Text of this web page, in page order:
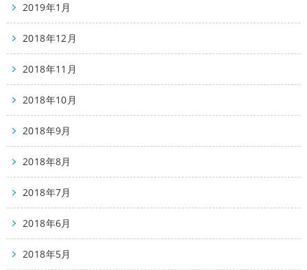
2019年1月
2018年12月
2018年11月
2018年10月
2018年9月
2018年8月
2018年7月
2018年6月
2018年5月